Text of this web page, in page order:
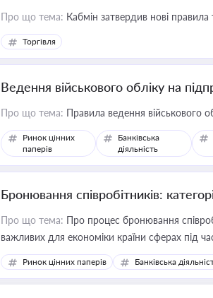
Про що тема: Кабмін затвердив нові
Торгівля
Ведення військового обліку на
Про що тема: Правила ведення військового
Ринок цінних
паперів
Банківська
діяльність
Бронювання співробітників:
Про що тема: Про процес бронювання
важливих для економіки країни сферах під час
Ринок цінних паперів Банківська